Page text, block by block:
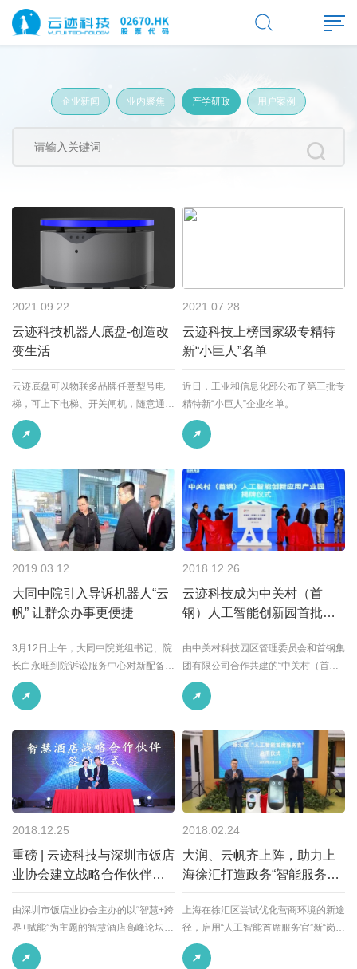
企业新闻 业内聚焦 产学研政 用户案例
2021.09.22
云迹科技机器人底盘-创造改
变生活
云迹底盘可以物联多品牌任意型号电
梯，可上下电梯、开关闸机，随意通过
开合门，还可自动充电。云迹科技的通
用智能移动平台集高科技与高颜值为一
2021.07.28
云迹科技上榜国家级专精特
新“小巨人”名单
近日，工业和信息化部公布了第三批专
精特新“小巨人”企业名单。
2019.03.12
大同中院引入导诉机器人“云
帆” 让群众办事更便捷
3月12日上午，大同中院党组书记、院
长白永旺到院诉讼服务中心对新配备的
大屏展示交互机器人“云帆”进行观摩试
用，详细了解了机器人的性能、功用。
理念，打造“互联网+诉讼服务”体系，
为办事群众提供更加明确和贴心的帮助
和指引。
2018.12.26
云迹科技成为中关村（首
钢）人工智能创新园首批入
由中关村科技园区管理委员会和首钢集
团有限公司合作共建的“中关村（首
钢）人工智能创新应用产业园”正式启
动并揭牌。
2018.12.25
重磅 | 云迹科技与深圳市饭店
业协会建立战略合作伙伴关
由深圳市饭店业协会主办的以“智慧+跨
界+赋能”为主题的智慧酒店高峰论坛在
深圳中洲圣廷苑酒店隆重举行。
2018.02.24
大润、云帆齐上阵，助力上
海徐汇打造政务“智能服务新
上海在徐汇区尝试优化营商环境的新途
径，启用“人工智能首席服务官”新“岗
位”，推出政府服务的“智能模式”，在政
务服务中应用人工智能技术提升服务水